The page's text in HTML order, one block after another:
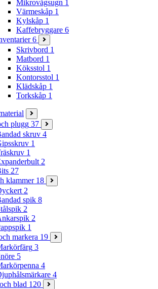
Mikrovågsugn 1
Värmeskåp 1
Kylskåp 1
Kaffebryggare 6
6
Skrivbord 1
Matbord 1
Köksstol 1
Kontorsstol 1
Klädskåp 1
Torkskåp 1
plugg 37
skruv 4
1
1
2
27
klammer 18
2
spik 8
2
2
1
markera 19
3
5
4
4
blad 120